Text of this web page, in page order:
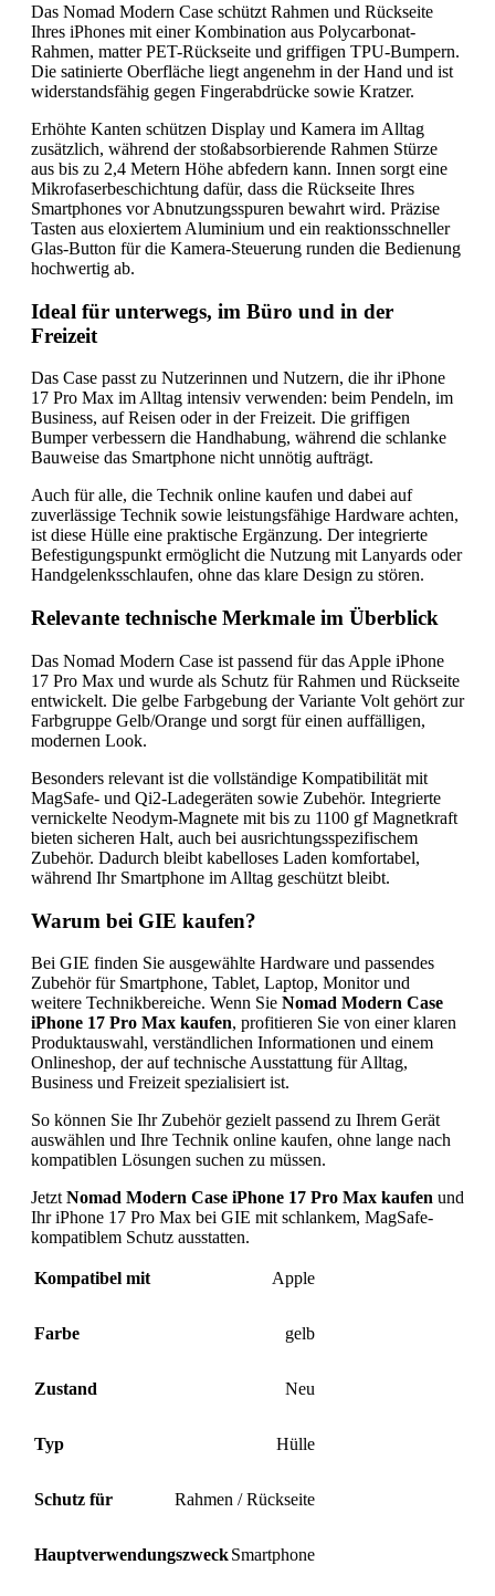
Das Nomad Modern Case schützt Rahmen und Rückseite
Ihres iPhones mit einer Kombination aus Polycarbonat-
Rahmen, matter PET-Rückseite und griffigen TPU-Bumpern.
Die satinierte Oberfläche liegt angenehm in der Hand und ist
widerstandsfähig gegen Fingerabdrücke sowie Kratzer.
Erhöhte Kanten schützen Display und Kamera im Alltag
zusätzlich, während der stoßabsorbierende Rahmen Stürze
aus bis zu 2,4 Metern Höhe abfedern kann. Innen sorgt eine
Mikrofaserbeschichtung dafür, dass die Rückseite Ihres
Smartphones vor Abnutzungsspuren bewahrt wird. Präzise
Tasten aus eloxiertem Aluminium und ein reaktionsschneller
Glas-Button für die Kamera-Steuerung runden die Bedienung
hochwertig ab.
Ideal für unterwegs, im Büro und in der
Freizeit
Das Case passt zu Nutzerinnen und Nutzern, die ihr iPhone
17 Pro Max im Alltag intensiv verwenden: beim Pendeln, im
Business, auf Reisen oder in der Freizeit. Die griffigen
Bumper verbessern die Handhabung, während die schlanke
Bauweise das Smartphone nicht unnötig aufträgt.
Auch für alle, die Technik online kaufen und dabei auf
zuverlässige Technik sowie leistungsfähige Hardware achten,
ist diese Hülle eine praktische Ergänzung. Der integrierte
Befestigungspunkt ermöglicht die Nutzung mit Lanyards oder
Handgelenksschlaufen, ohne das klare Design zu stören.
Relevante technische Merkmale im Überblick
Das Nomad Modern Case ist passend für das Apple iPhone
17 Pro Max und wurde als Schutz für Rahmen und Rückseite
entwickelt. Die gelbe Farbgebung der Variante Volt gehört zur
Farbgruppe Gelb/Orange und sorgt für einen auffälligen,
modernen Look.
Besonders relevant ist die vollständige Kompatibilität mit
MagSafe- und Qi2-Ladegeräten sowie Zubehör. Integrierte
vernickelte Neodym-Magnete mit bis zu 1100 gf Magnetkraft
bieten sicheren Halt, auch bei ausrichtungsspezifischem
Zubehör. Dadurch bleibt kabelloses Laden komfortabel,
während Ihr Smartphone im Alltag geschützt bleibt.
Warum bei GIE kaufen?
Bei GIE finden Sie ausgewählte Hardware und passendes
Zubehör für Smartphone, Tablet, Laptop, Monitor und
weitere Technikbereiche. Wenn Sie Nomad Modern Case
iPhone 17 Pro Max kaufen, profitieren Sie von einer klaren
Produktauswahl, verständlichen Informationen und einem
Onlineshop, der auf technische Ausstattung für Alltag,
Business und Freizeit spezialisiert ist.
So können Sie Ihr Zubehör gezielt passend zu Ihrem Gerät
auswählen und Ihre Technik online kaufen, ohne lange nach
kompatiblen Lösungen suchen zu müssen.
Jetzt Nomad Modern Case iPhone 17 Pro Max kaufen und
Ihr iPhone 17 Pro Max bei GIE mit schlankem, MagSafe-
kompatiblem Schutz ausstatten.
Kompatibel mit Apple
Farbe gelb
Zustand Neu
Typ Hülle
Schutz für Rahmen / Rückseite
HauptverwendungszweckSmartphone